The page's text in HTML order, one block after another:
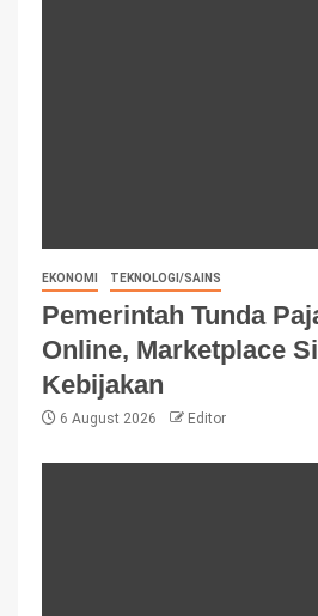
EKONOMI TEKNOLOGI/SAINS
Pemerintah Tunda
Online, Marketplace
Kebijakan
6 August 2026 Editor